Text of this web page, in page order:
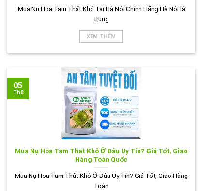
Mua Nụ Hoa Tam Thất Khô Tại Hà Nội Chính Hãng Hà Nội là
trung
XEM THÊM
Mua Nụ Hoa Tam Thất Khô Ở Đâu Uy Tín? Giá Tốt, Giao
Hàng Toàn Quốc
Mua Nụ Hoa Tam Thất Khô Ở Đâu Uy Tín? Giá Tốt, Giao Hàng
Toàn
05
Th8